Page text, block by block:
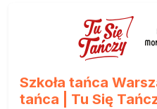
Szkoła tańca
tańca | Tu Się